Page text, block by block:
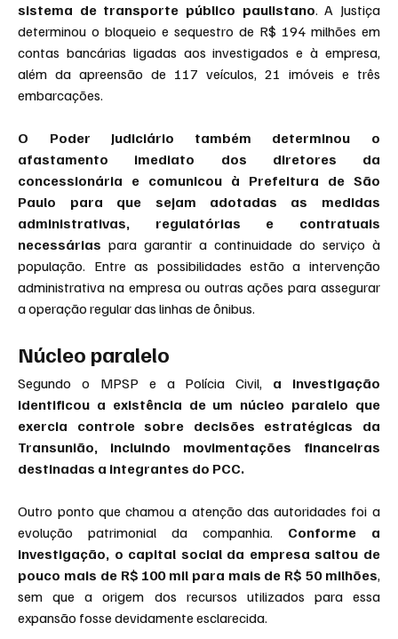
sistema de transporte público paulistano. A Justiça
determinou o bloqueio e sequestro de R$ 194 milhões em
contas bancárias ligadas aos investigados e à empresa,
além da apreensão de 117 veículos, 21 imóveis e três
embarcações.
O Poder Judiciário também determinou o
afastamento imediato dos diretores da
concessionária e comunicou à Prefeitura de São
Paulo para que sejam adotadas as medidas
administrativas, regulatórias e contratuais
necessárias para garantir a continuidade do serviço à
população. Entre as possibilidades estão a intervenção
administrativa na empresa ou outras ações para assegurar
a operação regular das linhas de ônibus.
Núcleo paralelo
Segundo o MPSP e a Polícia Civil, a investigação
identificou a existência de um núcleo paralelo que
exercia controle sobre decisões estratégicas da
Transunião, incluindo movimentações financeiras
destinadas a integrantes do PCC.
Outro ponto que chamou a atenção das autoridades foi a
evolução patrimonial da companhia. Conforme a
investigação, o capital social da empresa saltou de
pouco mais de R$ 100 mil para mais de R$ 50 milhões,
sem que a origem dos recursos utilizados para essa
expansão fosse devidamente esclarecida.